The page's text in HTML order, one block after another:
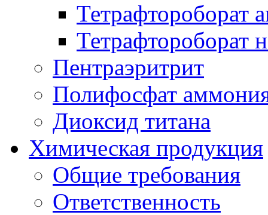
Тетрафтороборат
Тетрафтороборат
Пентраэритрит
Полифосфат
Диоксид титана
Химическая продукция
Общие требования
Ответственность